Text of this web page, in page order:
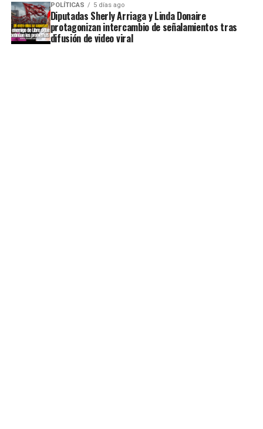
POLÍTICAS 5 días ago
Diputadas Sherly Arriaga y Linda Donaire
protagonizan intercambio de señalamientos tras
difusión de video viral